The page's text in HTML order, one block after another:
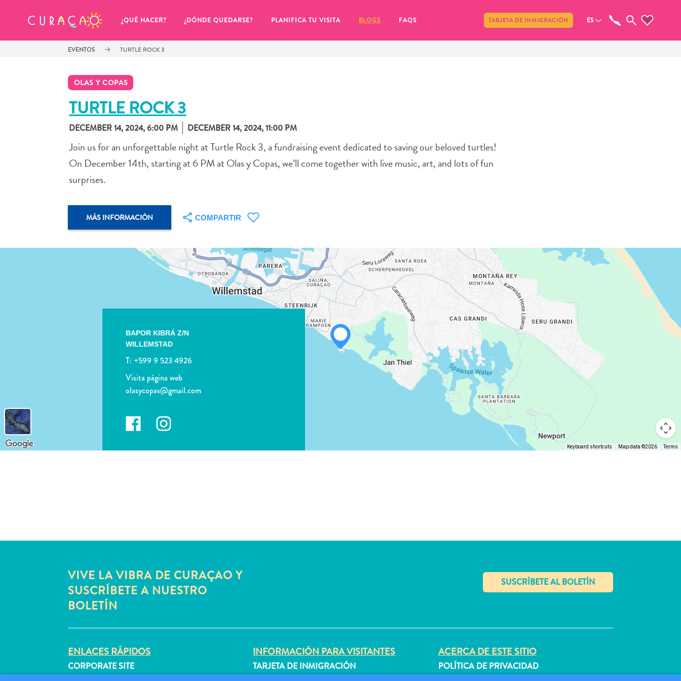
¿QUÉ HACER? ¿DÓNDE QUEDARSE? PLANIFICA TU VISITA BLOGS FAQS TARJETA DE INMIGRACIÓN ES
EVENTOS TURTLE ROCK 3
OLAS Y COPAS
TURTLE ROCK 3
DECEMBER 14, 2024, 6:00 PM DECEMBER 14, 2024, 11:00 PM
Join us for an unforgettable night at Turtle Rock 3, a fundraising event dedicated to saving our beloved turtles!
On December 14th, starting at 6 PM at Olas y Copas, we’ll come together with live music, art, and lots of fun
surprises.
MÁS INFORMACIÓN COMPARTIR
BAPOR KIBRÁ Z/N
WILLEMSTAD
T: +599 9 523 4926
Visita página web
olasycopas@gmail.com
Keyboard shortcuts Map data ©2026 Terms
VIVE LA VIBRA DE CURAÇAO Y
SUSCRÍBETE A NUESTRO
BOLETÍN
✕
ENLACES RÁPIDOS
CORPORATE SITE
INFORMACIÓN PARA VISITANTES
TARJETA DE INMIGRACIÓN
ACERCA DE ESTE SITIO
POLÍTICA DE PRIVACIDAD
MIS FAVORITOS Compartir
Parece que no has guardado
Cuando quiera guardar algo para más tarde, asegúrese de hacer clic en el